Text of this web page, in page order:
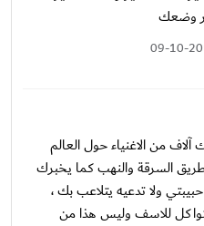
وضعك
09-10-
من الاغنياء حول العالم
السرقة والنهب كما يخبرك
ولا تدعيه يتلاعب بك ،
للاسف وليس هذا من